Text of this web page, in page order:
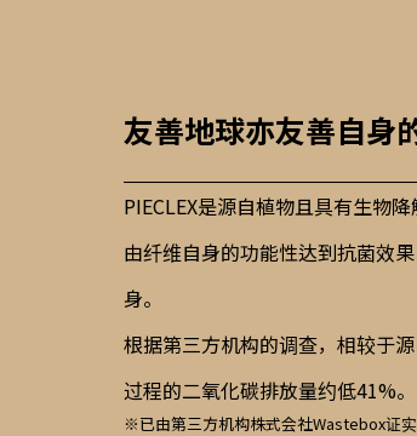
友善地球亦友善自身
PIECLEX是源自植物且具有生物
由纤维自身的功能性达到抗菌效
身。
根据第三方机构的调查，相较于
过程的二氧化碳排放量约低41%。
※已由第三方机构株式会社Wastebox证实